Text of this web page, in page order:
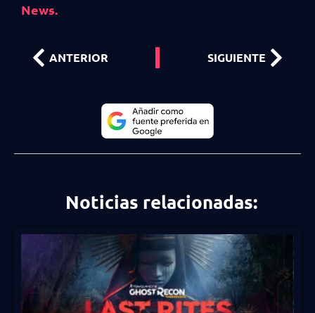
News.
ANTERIOR SIGUIENTE
Noticias relacionadas: